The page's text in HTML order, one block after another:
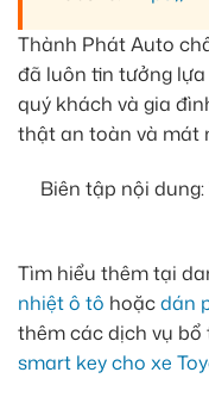
Thành Phát Auto
đã luôn tin tưởng
quý khách và gia
thật an toàn và mát
Biên tập nội dung:
Tìm hiểu thêm tại
nhiệt ô tô hoặcdán
thêm các dịch vụ bổ
smart key cho xe